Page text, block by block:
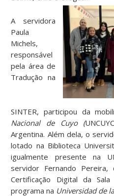
A servidora
Paula
Michels,
responsável
pela área de
Tradução na
SINTER, participou da
Nacional de Cuyo
(
Argentina. Além dela, o
lotado na Biblioteca
igualmente presente na
servidor Fernando Pereira,
Certificação Digital da
programa na Universidad de